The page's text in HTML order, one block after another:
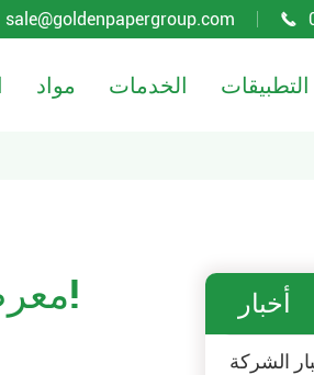
sale@goldenpapergroup.com 
مواد الخدمات التطبيقات
معرض كانتون 137 (المرحلة 2) ينطلق بفرص مثيرة! أخبار
الشركة